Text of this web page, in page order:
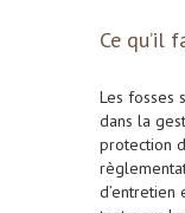
Ce qu’il
Les fosses
dans la
protection